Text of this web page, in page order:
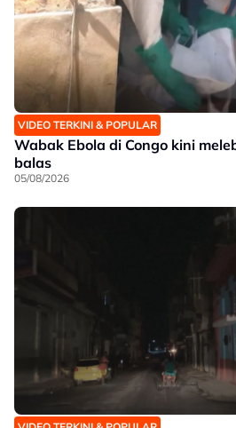
VIDEO TERKINI & POPULAR
Wabak Ebola di Congo kini
balas
05/08/2026